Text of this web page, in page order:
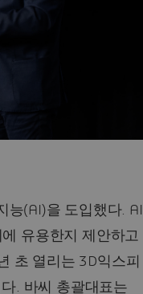
능(AI)을 도입했다. AI
유용한지 제안하고
초 열리는 3D익스피
. 바씨 총괄대표는